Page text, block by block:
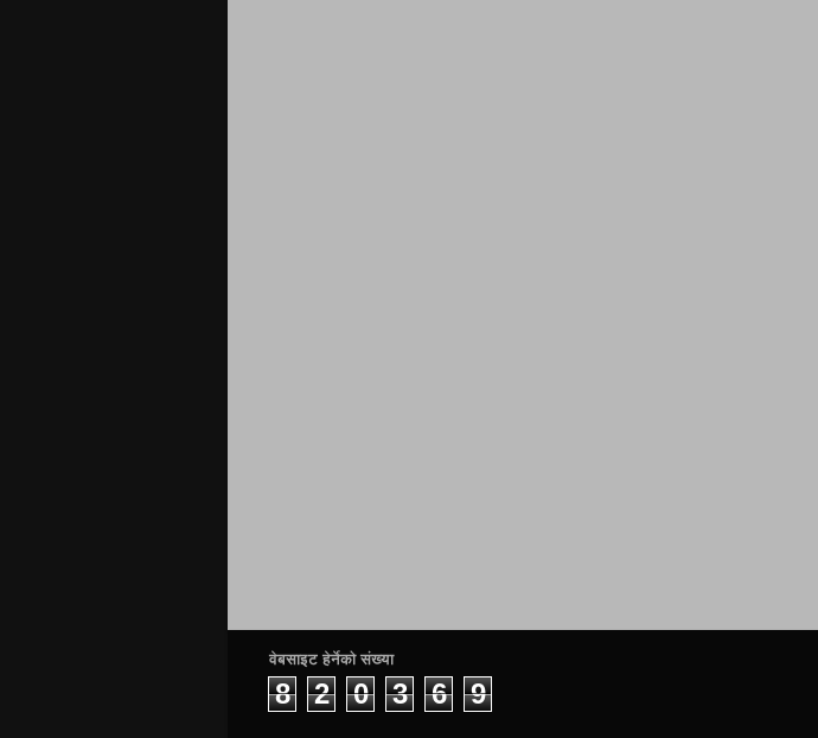
वेबसाइट हेर्नेको संख्या
8 2 0 3 6 9